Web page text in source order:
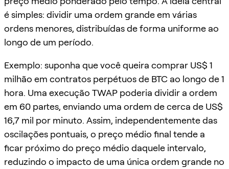
é simples: dividir uma ordem grande em várias
ordens menores, distribuídas de forma uniforme ao
longo de um período.
Exemplo: suponha que você queira comprar US$ 1
milhão em contratos perpétuos de BTC ao longo de 1
hora. Uma execução TWAP poderia dividir a ordem
em 60 partes, enviando uma ordem de cerca de US$
16,7 mil por minuto. Assim, independentemente das
oscilações pontuais, o preço médio final tende a
ficar próximo do preço médio daquele intervalo,
reduzindo o impacto de uma única ordem grande no